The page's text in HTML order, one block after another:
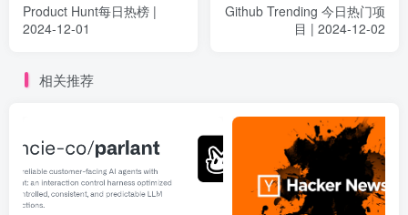
Product Hunt每日热榜 |
2024-12-01
Github Trending 今日热门项
目 | 2024-12-02
相关推荐